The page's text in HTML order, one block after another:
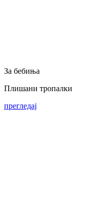
За бебиња
Плишани тропалки
прегледај